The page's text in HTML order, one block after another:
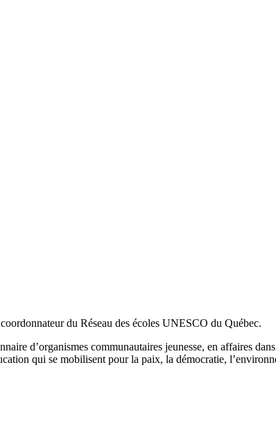
du Réseau des écoles UNESCO du Québec.
d’organismes communautaires jeunesse, en affaires
qui se mobilisent pour la paix, la démocratie,